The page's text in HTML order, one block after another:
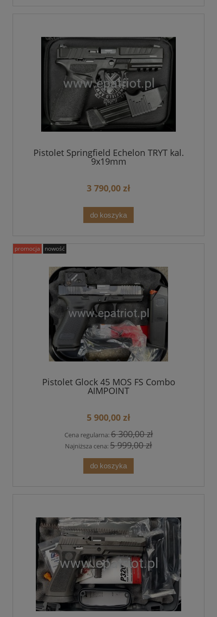
Pistolet Springfield Echelon TRYT kal.
9x19mm
3 790,00 zł
do koszyka
Pistolet Glock 45 MOS FS Combo
AIMPOINT
5 900,00 zł
Cena regularna:6 300,00 zł
Najniższa cena:5 999,00 zł
do koszyka
promocja nowość